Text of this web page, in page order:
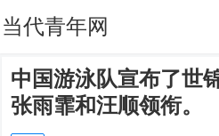
当代青年网
中国游泳队宣布了世
张雨霏和汪顺领衔。